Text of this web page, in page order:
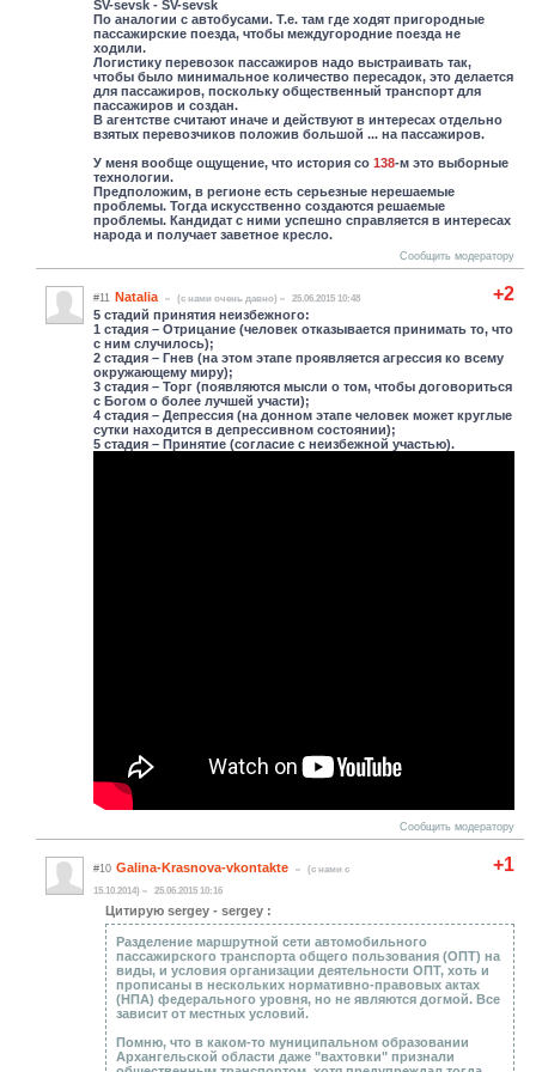
SV-sevsk - SV-sevsk
По аналогии с автобусами. Т.е. там где ходят пригородные
пассажирские поезда, чтобы междугородние поезда не
ходили.
Логистику перевозок пассажиров надо выстраивать так,
чтобы было минимальное количество пересадок, это делается
для пассажиров, поскольку общественный транспорт для
пассажиров и создан.
В агентстве считают иначе и действуют в интересах отдельно
взятых перевозчиков положив большой ... на пассажиров.
У меня вообще ощущение, что история со 138-м это выборные
технологии.
Предположим, в регионе есть серьезные нерешаемые
проблемы. Тогда искусственно создаются решаемые
проблемы. Кандидат с ними успешно справляется в интересах
народа и получает заветное кресло.
Сообщить модератору
+2
#11 Natalia (c нами очень давно) 25.06.2015 10:48
5 стадий принятия неизбежного:
1 стадия – Отрицание (человек отказывается принимать то, что
с ним случилось);
2 стадия – Гнев (на этом этапе проявляется агрессия ко всему
окружающему миру);
3 стадия – Торг (появляются мысли о том, чтобы договориться
с Богом о более лучшей участи);
4 стадия – Депрессия (на донном этапе человек может круглые
сутки находится в депрессивном состоянии);
5 стадия – Принятие (согласие с неизбежной участью).
Сообщить модератору
+1
#10 Galina-Krasnova-vkontakte
(c нами с
15.10.2014)
25.06.2015 10:16
Цитирую sergey - sergey :
Разделение маршрутной сети автомобильного
пассажирского транспорта общего пользования (ОПТ) на
виды, и условия организации деятельности ОПТ, хоть и
прописаны в нескольких нормативно-правовых актах
(НПА) федерального уровня, но не являются догмой. Все
зависит от местных условий.
Помню, что в каком-то муниципальном образовании
Архангельской области даже "вахтовки" признали